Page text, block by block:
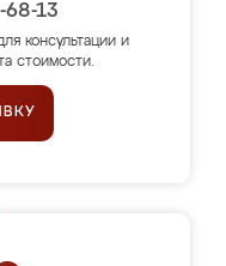
13
консультации и
стоимости.